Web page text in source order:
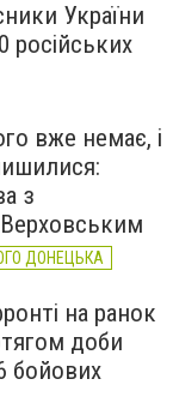
України
російських
вже немає, і
з
ДОНЕЦЬКА
на ранок
доби
бойових